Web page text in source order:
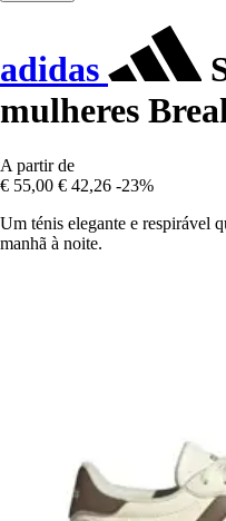
adidas
mulheres
A partir de
€ 55,00 € 42,26 -23%
Um ténis elegante e respirável
manhã à noite.